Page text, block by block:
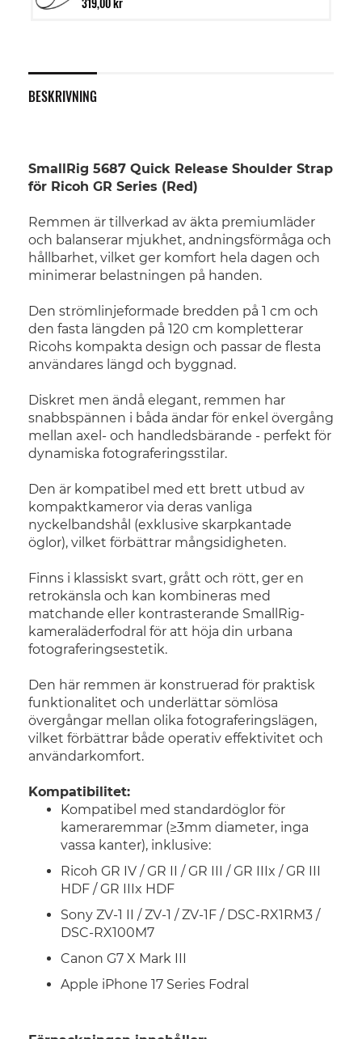
BESKRIVNING
SmallRig 5687 Quick Release Shoulder Strap
för Ricoh GR Series (Red)
Remmen är tillverkad av äkta premiumläder
och balanserar mjukhet, andningsförmåga och
hållbarhet, vilket ger komfort hela dagen och
minimerar belastningen på handen.
Den strömlinjeformade bredden på 1 cm och
den fasta längden på 120 cm kompletterar
Ricohs kompakta design och passar de flesta
användares längd och byggnad.
Diskret men ändå elegant, remmen har
snabbspännen i båda ändar för enkel övergång
mellan axel- och handledsbärande - perfekt för
dynamiska fotograferingsstilar.
Den är kompatibel med ett brett utbud av
kompaktkameror via deras vanliga
nyckelbandshål (exklusive skarpkantade
öglor), vilket förbättrar mångsidigheten.
Finns i klassiskt svart, grått och rött, ger en
retrokänsla och kan kombineras med
matchande eller kontrasterande SmallRig-
kameraläderfodral för att höja din urbana
fotograferingsestetik.
Den här remmen är konstruerad för praktisk
funktionalitet och underlättar sömlösa
övergångar mellan olika fotograferingslägen,
vilket förbättrar både operativ effektivitet och
användarkomfort.
Kompatibilitet:
Kompatibel med standardöglor för
kameraremmar (≥3mm diameter, inga
vassa kanter), inklusive:
Ricoh GR IV / GR II / GR III / GR IIIx / GR III
HDF / GR IIIx HDF
Sony ZV-1 II / ZV-1 / ZV-1F / DSC-RX1RM3 /
DSC-RX100M7
Canon G7 X Mark III
Apple iPhone 17 Series Fodral